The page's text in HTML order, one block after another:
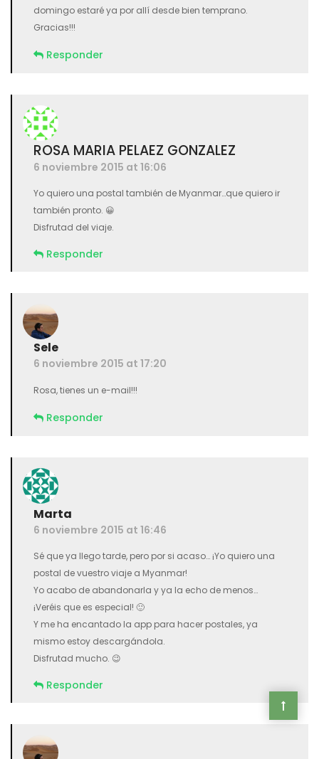
domingo estaré ya por allí desde bien temprano.
Gracias!!!
Responder
ROSA MARIA PELAEZ GONZALEZ
6 noviembre 2015 at 16:06
Yo quiero una postal también de Myanmar…que quiero ir
también pronto. 😀
Disfrutad del viaje.
Responder
Sele
6 noviembre 2015 at 17:20
Rosa, tienes un e-mail!!!
Responder
Marta
6 noviembre 2015 at 16:46
Sé que ya llego tarde, pero por si acaso… ¡Yo quiero una
postal de vuestro viaje a Myanmar!
Yo acabo de abandonarla y ya la echo de menos…
¡Veréis que es especial! 🙂
Y me ha encantado la app para hacer postales, ya
mismo estoy descargándola.
Disfrutad mucho. 😉
Responder